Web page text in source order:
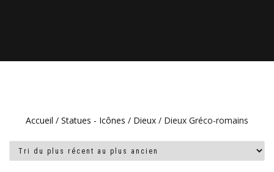
Accueil / Statues - Icônes / Dieux / Dieux Gréco-romains